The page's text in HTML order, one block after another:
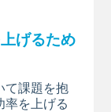
げるため
て課題を抱
率を上げる